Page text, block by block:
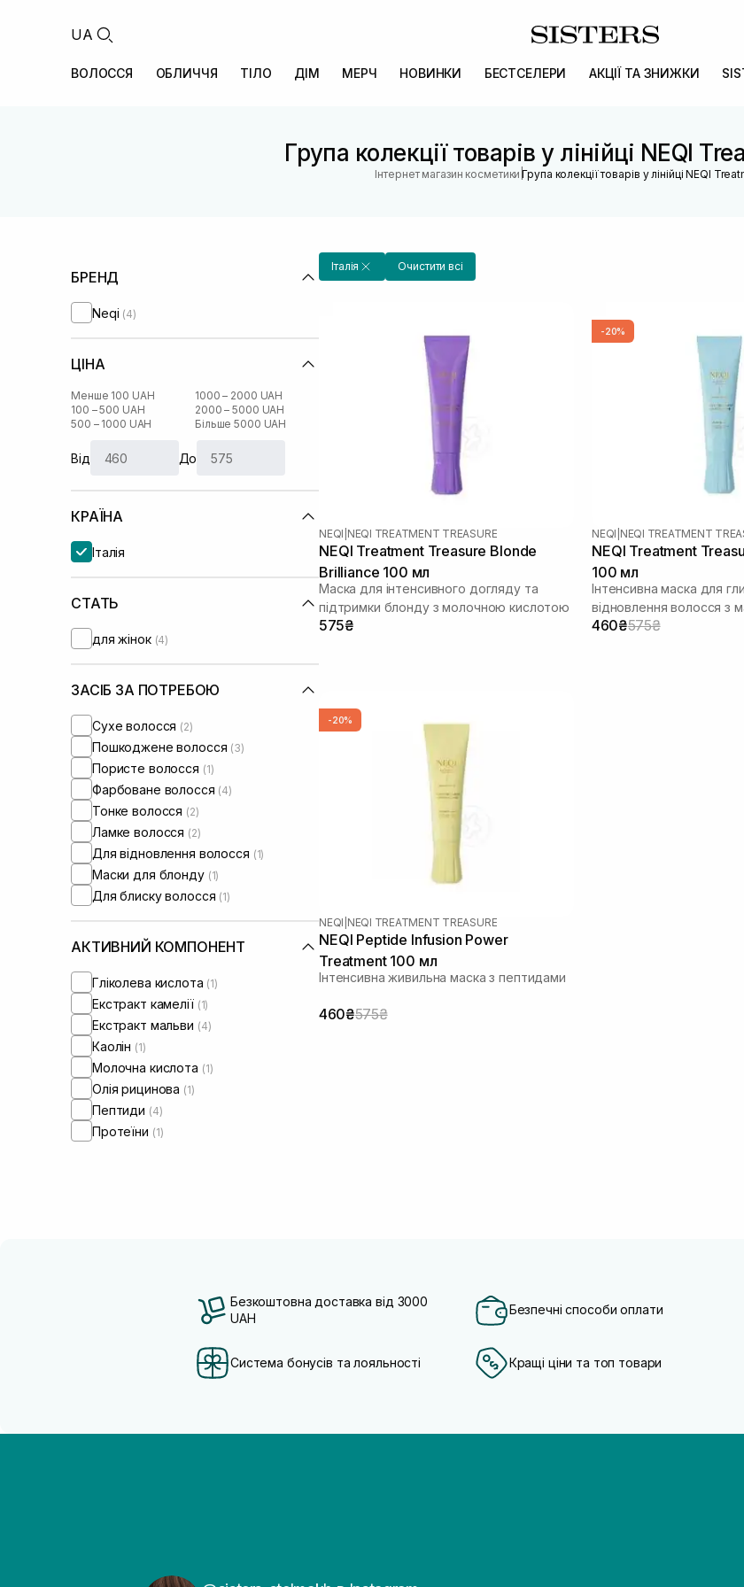
UA
ВОЛОССЯ ОБЛИЧЧЯ ТІЛО ДІМ МЕРЧ НОВИНКИ БЕСТСЕЛЕРИ АКЦІЇ ТА ЗНИЖКИ
Група колекції товарів у лінійці NEQI
Інтернет магазин косметики |Група колекції товарів у лінійці NEQI
БРЕНД
Neqi (4)
ЦІНА
Менше 100 UAH
100 – 500 UAH
500 – 1000 UAH
1000 – 2000 UAH
2000 – 5000 UAH
Більше 5000 UAH
Від До
КРАЇНА
Італія
СТАТЬ
для жінок (4)
ЗАСІБ ЗА ПОТРЕБОЮ
Сухе волосся (2)
Пошкоджене волосся (3)
Пористе волосся (1)
Фарбоване волосся (4)
Тонке волосся (2)
Ламке волосся (2)
Для відновлення волосся (1)
Маски для блонду (1)
Для блиску волосся (1)
АКТИВНИЙ КОМПОНЕНТ
Гліколева кислота (1)
Екстракт камелії (1)
Екстракт мальви (4)
Каолін (1)
Молочна кислота (1)
Олія рицинова (1)
Пептиди (4)
Протеїни (1)
Італія Очистити всі
NEQI NEQI TREATMENT TREASURE
NEQI Treatment Treasure Blonde
Brilliance 100 мл
Маска для інтенсивного догляду та
підтримки блонду з молочною кислотою
575₴
-20%
NEQI NEQI TREATMENT
NEQI Treatment
100 мл
Інтенсивна маска для
відновлення волосся з
кислотою
460₴575₴
-20%
NEQI NEQI TREATMENT TREASURE
NEQI Peptide Infusion Power
Treatment 100 мл
Інтенсивна живильна маска з пептидами
460₴575₴
Безкоштовна доставка від 3000
UAH
Безпечні способи оплати
Система бонусів та лояльності Кращі ціни та топ товари